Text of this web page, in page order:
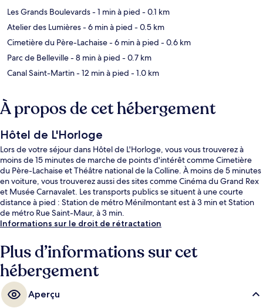
Les Grands Boulevards- 1 min à pied - 0.1 km
Atelier des Lumières- 6 min à pied - 0.5 km
Cimetière du Père-Lachaise- 6 min à pied - 0.6 km
Parc de Belleville- 8 min à pied - 0.7 km
Canal Saint-Martin- 12 min à pied - 1.0 km
À propos de cet hébergement
Hôtel de L'Horloge
Lors de votre séjour dans Hôtel de L'Horloge, vous vous trouverez à
moins de 15 minutes de marche de points d'intérêt comme Cimetière
du Père-Lachaise et Théâtre national de la Colline. À moins de 5 minutes
en voiture, vous trouverez aussi des sites comme Cinéma du Grand Rex
et Musée Carnavalet. Les transports publics se situent à une courte
distance à pied : Station de métro Ménilmontant est à 3 min et Station
de métro Rue Saint-Maur, à 3 min.
Informations sur le droit de rétractation
Plus d’informations sur cet
hébergement
Aperçu